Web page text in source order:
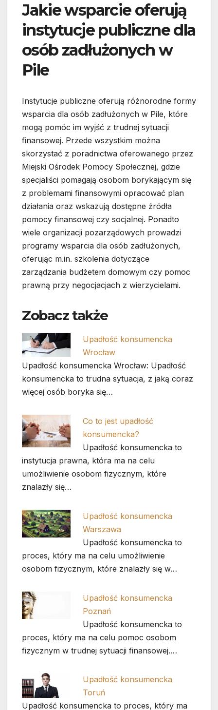
Jakie wsparcie oferują
instytucje publiczne dla
osób zadłużonych w
Pile
Instytucje publiczne oferują różnorodne formy
wsparcia dla osób zadłużonych w Pile, które
mogą pomóc im wyjść z trudnej sytuacji
finansowej. Przede wszystkim można
skorzystać z poradnictwa oferowanego przez
Miejski Ośrodek Pomocy Społecznej, gdzie
specjaliści pomagają osobom borykającym się
z problemami finansowymi opracować plan
działania oraz wskazują dostępne źródła
pomocy finansowej czy socjalnej. Ponadto
wiele organizacji pozarządowych prowadzi
programy wsparcia dla osób zadłużonych,
oferując m.in. szkolenia dotyczące
zarządzania budżetem domowym czy pomoc
prawną przy negocjacjach z wierzycielami.
Zobacz także
Upadłość konsumencka
Wrocław
Upadłość konsumencka Wrocław: Upadłość
konsumencka to trudna sytuacja, z jaką coraz
więcej osób boryka się…
Co to jest upadłość
konsumencka?
Upadłość konsumencka to
instytucja prawna, która ma na celu
umożliwienie osobom fizycznym, które
znalazły się…
Upadłość konsumencka
Warszawa
Upadłość konsumencka to
proces, który ma na celu umożliwienie
osobom fizycznym, które znalazły się w…
Upadłość konsumencka
Poznań
Upadłość konsumencka to
proces, który ma na celu pomoc osobom
fizycznym w trudnej sytuacji finansowej.…
Upadłość konsumencka
Toruń
Upadłość konsumencka to proces, który ma